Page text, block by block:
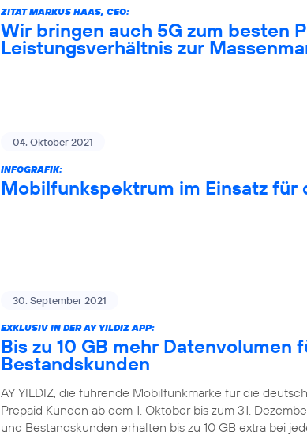
ZITAT MARKUS HAAS, CEO:
Wir bringen auch 5G zum besten
Leistungsverhältnis zur
04. Oktober 2021
INFOGRAFIK:
Mobilfunkspektrum im Einsatz für
30. September 2021
EXKLUSIV IN DER AY YILDIZ APP:
Bis zu 10 GB mehr Datenvolumen
Bestandskunden
AY YILDIZ, die führende Mobilfunkmarke für die
Prepaid Kunden ab dem 1. Oktober bis zum 31.
und Bestandskunden erhalten bis zu 10 GB extra bei